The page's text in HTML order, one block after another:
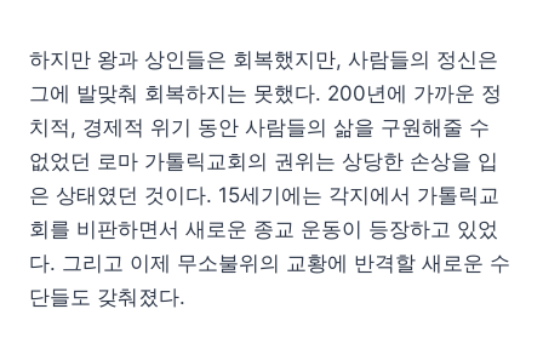
하지만 왕과 상인들은 회복했지만, 사람들의 정신은
그에 발맞춰 회복하지는 못했다. 200년에 가까운 정
치적, 경제적 위기 동안 사람들의 삶을 구원해줄 수
없었던 로마 가톨릭교회의 권위는 상당한 손상을 입
은 상태였던 것이다. 15세기에는 각지에서 가톨릭교
회를 비판하면서 새로운 종교 운동이 등장하고 있었
다. 그리고 이제 무소불위의 교황에 반격할 새로운 수
단들도 갖춰졌다.